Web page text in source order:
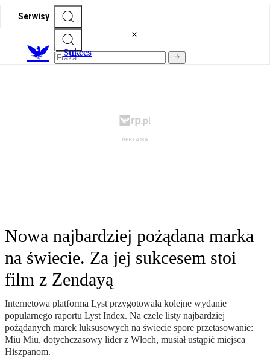
Serwisy
Sukces
Nowa najbardziej pożądana marka
na świecie. Za jej sukcesem stoi
film z Zendayą
Internetowa platforma Lyst przygotowała kolejne wydanie
popularnego raportu Lyst Index. Na czele listy najbardziej
pożądanych marek luksusowych na świecie spore przetasowanie:
Miu Miu, dotychczasowy lider z Włoch, musiał ustąpić miejsca
Hiszpanom.